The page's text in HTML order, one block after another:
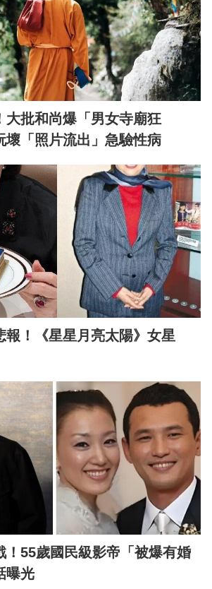
大批和尚爆「男女寺廟狂
「照片流出」急驗性病
報！《星星月亮太陽》女星
！55歲國民級影帝「被爆有婚
曝光